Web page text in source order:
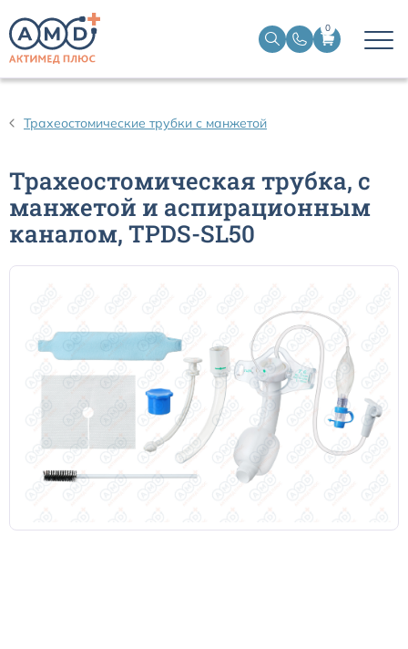
0
Трахеостомические трубки с манжетой
Трахеостомическая трубка, с
манжетой и аспирационным
каналом, TPDS-SL50
Трахеостомические трубки
Эндотрахеальные трубки
Ларингеальные маски
Кислородные маски